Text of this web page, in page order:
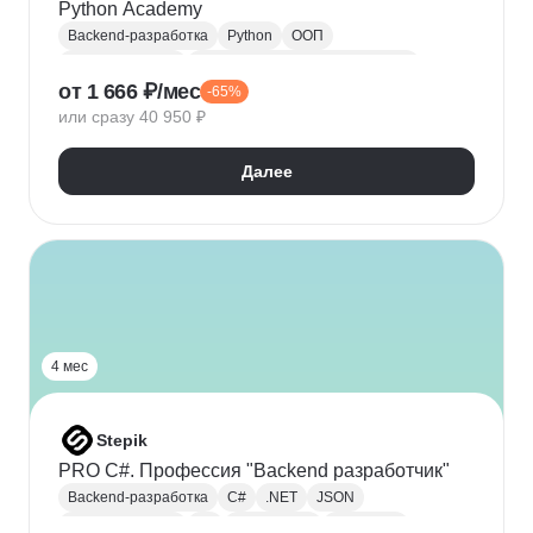
Python Academy
Backend-разработка Python
ООП
Разработка
Визуализация
от 1 666 ₽/мес -65%
или сразу 40 950 ₽
Далее
4 мес
Stepik
PRO C#. Профессия "Backend разработчик"
Backend-разработка C# .NET
JSON